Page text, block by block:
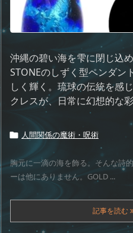
沖縄の碧い海を雫に閉じ込
STONEのしずく型ペンダン
しく輝く。琉球の伝統を感
クレスが、日常に幻想的な
 人間関係の魔術・呪術
胸元に一滴の海を飾る。そんな詩
ーは他にありません。GOLD ...
記事を読む